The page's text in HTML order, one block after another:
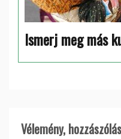
Ismerj meg más
Vélemény,